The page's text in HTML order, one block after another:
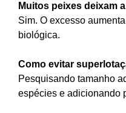
Muitos peixes deixam
Sim. O excesso
biológica.
Como evitar
Pesquisando tamanho
espécies e adicionando